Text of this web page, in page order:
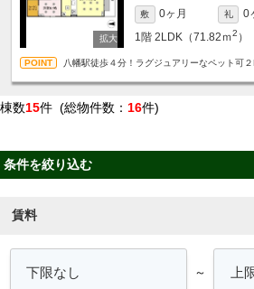
敷 0ヶ月 礼
0
1階 2LDK（71.82ｍ2 ）
八幡駅徒歩４分！ラグジュアリーなペット可
棟数15件 (総物件数： 16件)
条件を絞り込む
賃料
～